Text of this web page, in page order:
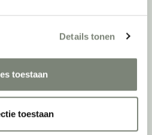
Details tonen
toestaan
toestaan
Maar ook door keer op